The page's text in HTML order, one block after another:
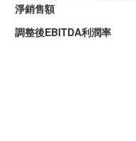
淨銷售額
調整後EBITDA利潤率